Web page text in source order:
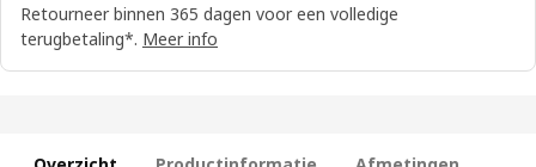
Retourneer binnen 365 dagen voor een volledige
terugbetaling*. Meer info